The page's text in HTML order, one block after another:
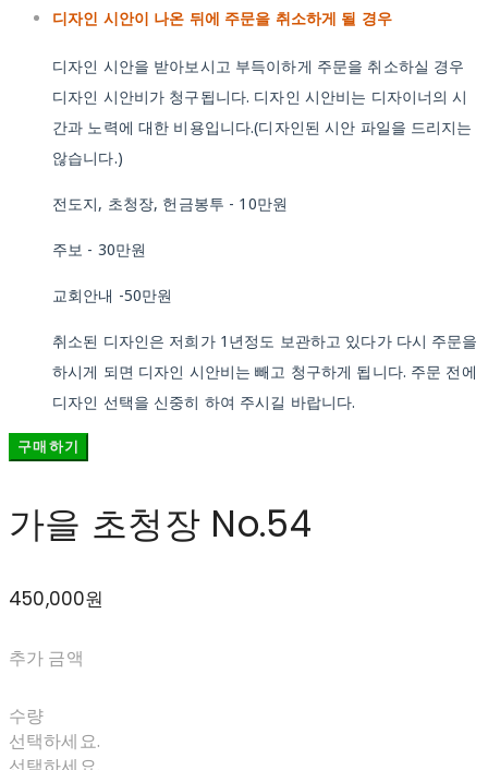
디자인 시안이 나온 뒤에 주문을 취소하게 될 경우
디자인 시안을 받아보시고 부득이하게 주문을 취소하실 경우
디자인 시안비가 청구됩니다. 디자인 시안비는 디자이너의 시
간과 노력에 대한 비용입니다.(디자인된 시안 파일을 드리지는
않습니다.)
전도지, 초청장, 헌금봉투 - 10만원
주보 - 30만원
교회안내 -50만원
취소된 디자인은 저희가 1년정도 보관하고 있다가 다시 주문을
하시게 되면 디자인 시안비는 빼고 청구하게 됩니다. 주문 전에
디자인 선택을 신중히 하여 주시길 바랍니다.
구매하기
가을 초청장 No.54
450,000원
추가 금액
수량
선택하세요.